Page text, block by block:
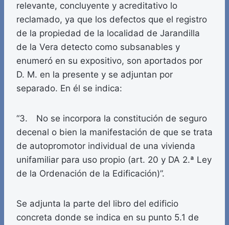
relevante, concluyente y acreditativo lo
reclamado, ya que los defectos que el registro
de la propiedad de la localidad de Jarandilla
de la Vera detecto como subsanables y
enumeró en su expositivo, son aportados por
D. M. en la presente y se adjuntan por
separado. En él se indica:
“3. No se incorpora la constitución de seguro
decenal o bien la manifestación de que se trata
de autopromotor individual de una vivienda
unifamiliar para uso propio (art. 20 y DA 2.ª Ley
de la Ordenación de la Edificación)”.
Se adjunta la parte del libro del edificio
concreta donde se indica en su punto 5.1 de